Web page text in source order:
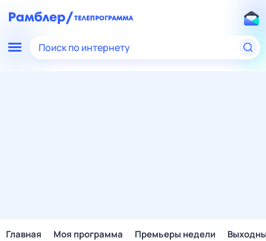
Поиск по интернету
Главная Моя программа Премьеры недели